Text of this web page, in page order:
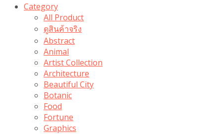
Category
All Product
ดูสินค้าจริง
Abstract
Animal
Artist Collection
Architecture
Beautiful City
Botanic
Food
Fortune
Graphics